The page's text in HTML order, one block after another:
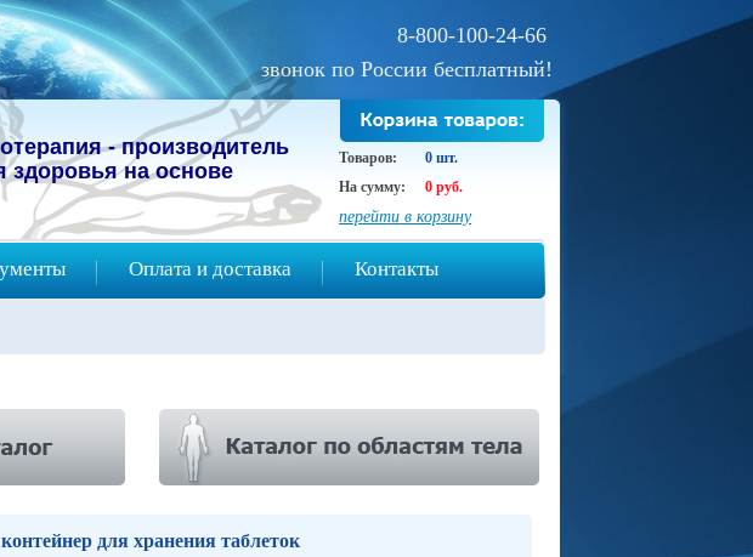
- прoизвoдитeль
здоровья на основе
Оплата и доставка Контакты
Товаров:
0 шт.
На сумму:
0 руб.
перейти в корзину
8-800-100-24-66
звонок по России бесплатный!
контейнер для хранения таблеток